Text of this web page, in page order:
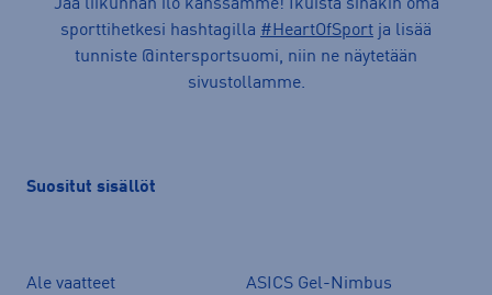
Jaa liikunnan ilo kanssamme! Ikuista sinäkin oma
sporttihetkesi hashtagilla #HeartOfSport ja lisää
tunniste @intersportsuomi, niin ne näytetään
sivustollamme.
Suositut sisällöt
Ale vaatteet
ASICS Gel-Nimbus